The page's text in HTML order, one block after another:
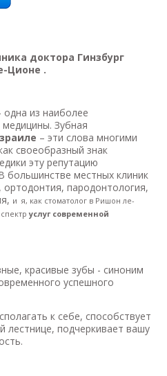
доктора Гинзбург
Ционе .
из наиболее
Зубная
– эти слова многими
своеобразный знак
эту репутацию
местных клиник
пародонтология,
и я, как стоматолог в Ришон ле-
услуг современной
красивые зубы - синоним
успешного
к себе, способствует
лестнице, подчеркивает вашу